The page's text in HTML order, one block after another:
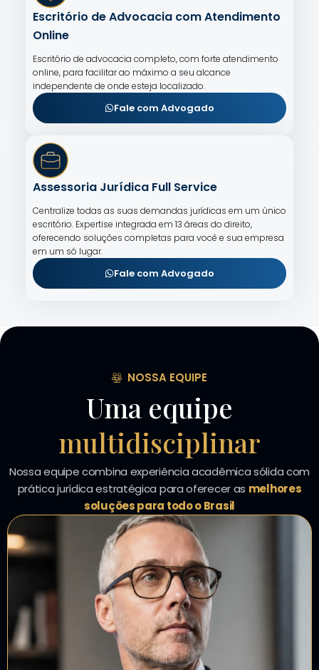
Escritório de Advocacia com Atendimento
Online
Escritório de advocacia completo, com forte atendimento
online, para facilitar ao máximo a seu alcance
independente de onde esteja localizado.
Fale com Advogado
Assessoria Jurídica Full Service
Centralize todas as suas demandas jurídicas em um único
escritório. Expertise integrada em 13 áreas do direito,
oferecendo soluções completas para você e sua empresa
em um só lugar.
Fale com Advogado
NOSSA EQUIPE
Uma equipe
multidisciplinar
Nossa equipe combina experiência acadêmica sólida com
prática jurídica estratégica para oferecer as melhores
soluções para todo o Brasil